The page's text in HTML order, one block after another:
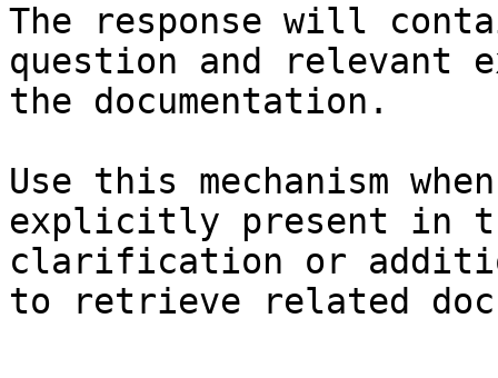
The response will
question and relevant
the documentation.
Use this mechanism
explicitly present in
clarification or